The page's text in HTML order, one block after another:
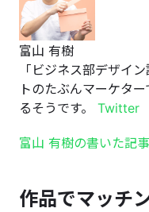
富山 有樹
「ビジネス部デザイ
トのたぶんマーケタ
るそうです。 Twitter
富山 有樹の書いた記事
作品でマッチ